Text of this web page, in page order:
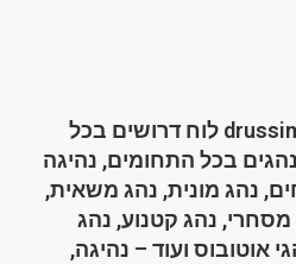
דרושים נהגים – drussimjobbs לוח דרושים בכל
בכל התחומים, נהיגה
נהג מונית, נהג משאית,
נהג קטנוע, נהג
אוטובוס ועוד – נהיגה,